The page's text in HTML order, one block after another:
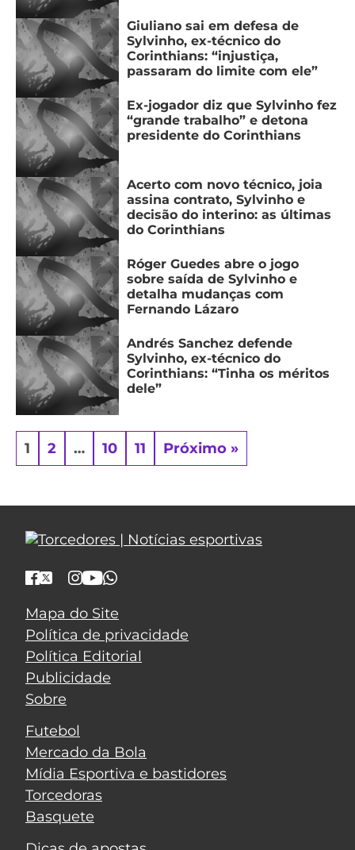
Giuliano sai em defesa de
Sylvinho, ex-técnico do
Corinthians: “injustiça,
passaram do limite com ele”
Ex-jogador diz que Sylvinho fez
“grande trabalho” e detona
presidente do Corinthians
Acerto com novo técnico, joia
assina contrato, Sylvinho e
decisão do interino: as últimas
do Corinthians
Róger Guedes abre o jogo
sobre saída de Sylvinho e
detalha mudanças com
Fernando Lázaro
Andrés Sanchez defende
Sylvinho, ex-técnico do
Corinthians: “Tinha os méritos
dele”
1 2 … 10 11 Próximo »
Mapa do Site
Política de privacidade
Política Editorial
Publicidade
Sobre
Futebol
Mercado da Bola
Mídia Esportiva e bastidores
Torcedoras
Basquete